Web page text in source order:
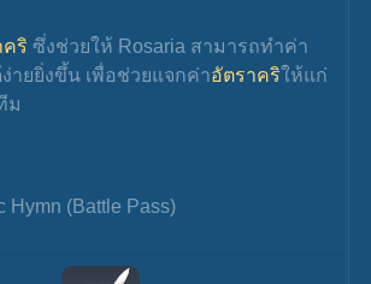
คริ ซึ่งช่วยให้ Rosaria สามารถทำค่า
ง่ายยิ่งขึ้น เพื่อช่วยแจกค่าอัตราคริให้แก่
ม
Hymn (Battle Pass)